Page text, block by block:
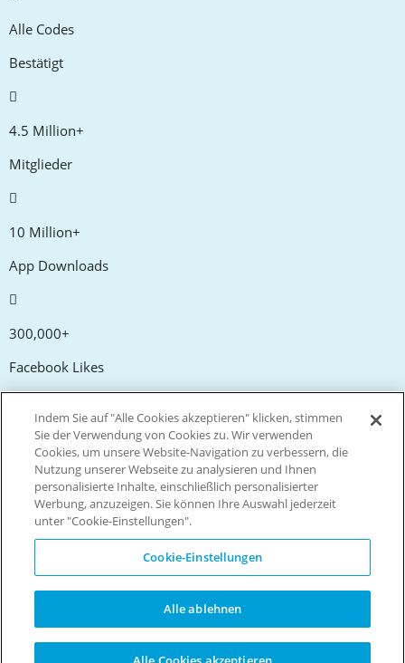
Alle Codes
Bestätigt
4.5 Million+
Mitglieder
10 Million+
App Downloads
300,000+
Facebook Likes
20,000+
Gutscheincodes
Live more. Spend less.tm
© Copyright Invitation Digital Ltd. Alle Rechte vorbehalten.
Indem Sie auf "Alle Cookies akzeptieren" klicken, stimmen
Sie der Verwendung von Cookies zu. Wir verwenden
Cookies, um unsere Website-Navigation zu verbessern, die
Nutzung unserer Webseite zu analysieren und Ihnen
personalisierte Inhalte, einschließlich personalisierter
Werbung, anzuzeigen. Sie können Ihre Auswahl jederzeit
unter "Cookie-Einstellungen".
Cookie-Einstellungen
Alle ablehnen